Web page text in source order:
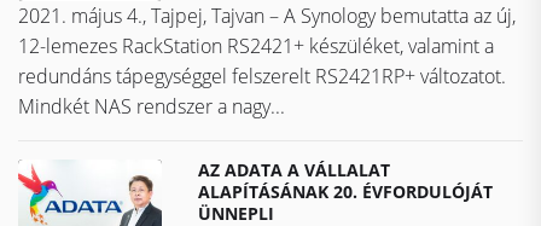
2021. május 4., Tajpej, Tajvan – A Synology bemutatta az új,
12-lemezes RackStation RS2421+ készüléket, valamint a
redundáns tápegységgel felszerelt RS2421RP+ változatot.
Mindkét NAS rendszer a nagy...
AZ ADATA A VÁLLALAT
ALAPÍTÁSÁNAK 20. ÉVFORDULÓJÁT
ÜNNEPLI